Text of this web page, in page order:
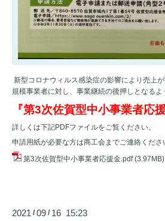
新型コロナウィルス感染症の影響により売上
規模事業者に対し、事業継続の後押しとなるよ
『第3次佐賀型中小事業者応援
詳しくは下記PDFファイルをご覧ください。
申請用紙が必要な方は商工会までご連絡くださ
第3次佐賀型中小事業者応援金.pdf (3.97MB)
2021 /09 / 16 15:23